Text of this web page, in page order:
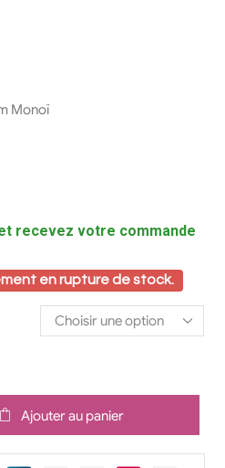
Monoï
recevez votre commande
en rupture de stock.
Ajouter au panier